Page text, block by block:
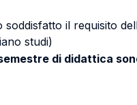
il requisito
studi)
di didattica